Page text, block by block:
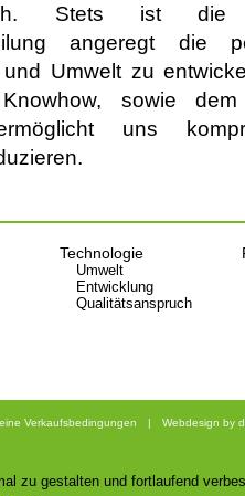
Stets ist die
angeregt die
Umwelt zu
sowie
uns
Technologie
Umwelt
Entwicklung
Qualitätsanspruch
Verkaufsbedingungen | Webdesign by
zu gestalten und fortlaufend